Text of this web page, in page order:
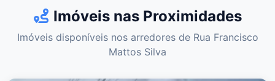
Imóveis nas Proximidades
Imóveis disponíveis nos arredores de Rua Francisco
Mattos Silva